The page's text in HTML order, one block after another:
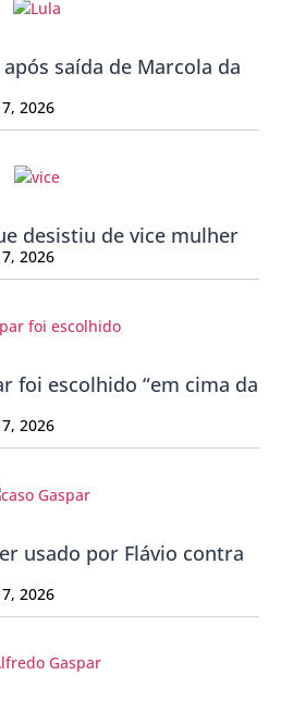
saída de Marcola da
2026
desistiu de vice mulher
2026
foi escolhido “em cima da
2026
usado por Flávio contra
2026